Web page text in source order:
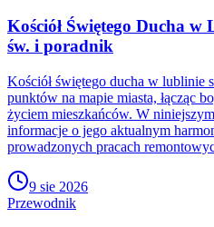
Kościół Świętego Ducha
św. i poradnik
Kościół świętego ducha w lublinie
punktów na mapie miasta, łącząc
życiem mieszkańców. W
informacje o jego aktualnym
prowadzonych pracach
9 sie 2026
Przewodnik